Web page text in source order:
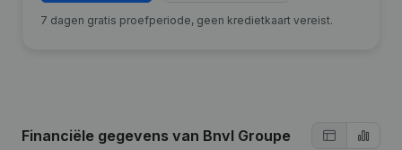
7 dagen gratis proefperiode, geen kredietkaart vereist.
Financiële gegevens van Bnvl Groupe